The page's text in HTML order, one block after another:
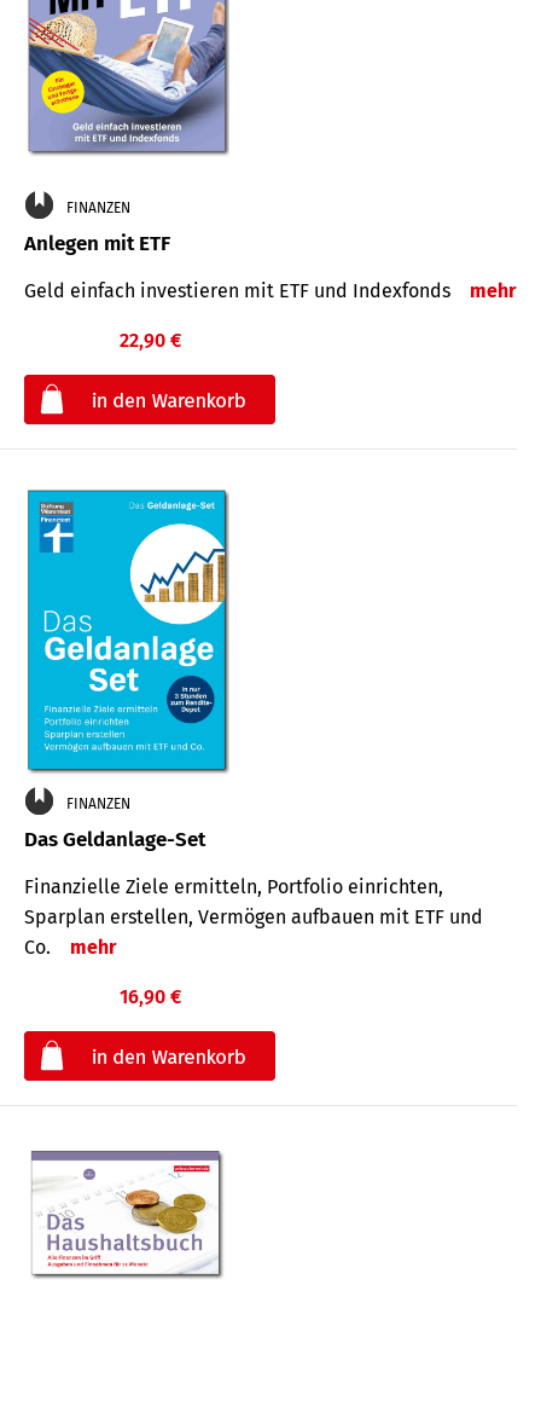
FINANZEN
Anlegen mit ETF
Geld einfach investieren mit ETF und Indexfonds mehr
22,90 €
FINANZEN
Das Geldanlage-Set
Finanzielle Ziele ermitteln, Portfolio einrichten,
Sparplan erstellen, Vermögen aufbauen mit ETF und
Co.
mehr
16,90 €